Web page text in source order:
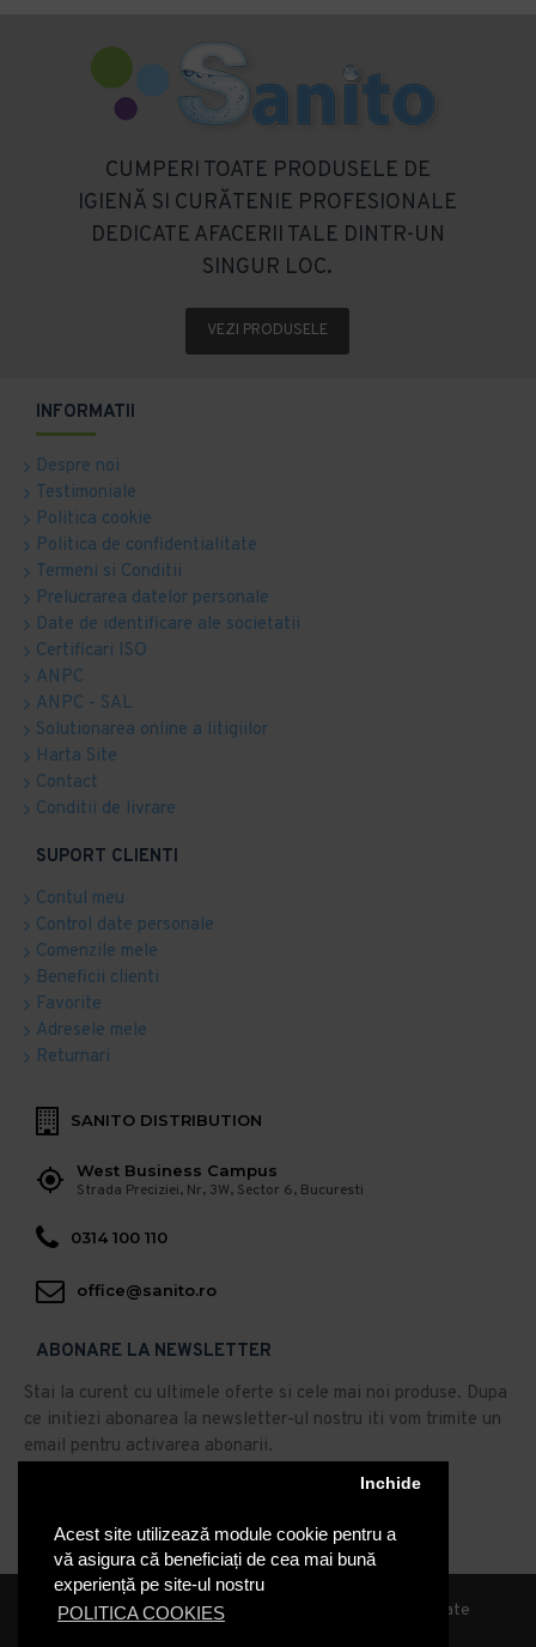
Acest site utilizează module cookie pentru a
vă asigura că beneficiați de cea mai bună
experiență pe site-ul nostru
POLITICA COOKIES
Inchide
CUMPERI TOATE PRODUSELE DE
IGIENĂ SI CURĂTENIE PROFESIONALE
DEDICATE AFACERII TALE DINTR-UN
SINGUR LOC.
VEZI PRODUSELE
INFORMATII
Despre noi
Testimoniale
Politica cookie
Politica de confidentialitate
Termeni si Conditii
Prelucrarea datelor personale
Date de identificare ale societatii
Certificari ISO
ANPC
ANPC - SAL
Solutionarea online a litigiilor
Harta Site
Contact
Conditii de livrare
SUPORT CLIENTI
Contul meu
Control date personale
Comenzile mele
Beneficii clienti
Favorite
Adresele mele
Returnari
SANITO DISTRIBUTION
West Business Campus
Strada Preciziei, Nr, 3W, Sector 6, Bucuresti
0314 100 110
office@sanito.ro
ABONARE LA NEWSLETTER
Stai la curent cu ultimele oferte si cele mai noi produse. Dupa
ce initiezi abonarea la newsletter-ul nostru iti vom trimite un
email pentru activarea abonarii.
Abonare
Am citit şi sunt de acord cu Politica de Confidentialitate
© 2019, Sanito Distribution, Toate drepturile rezervate